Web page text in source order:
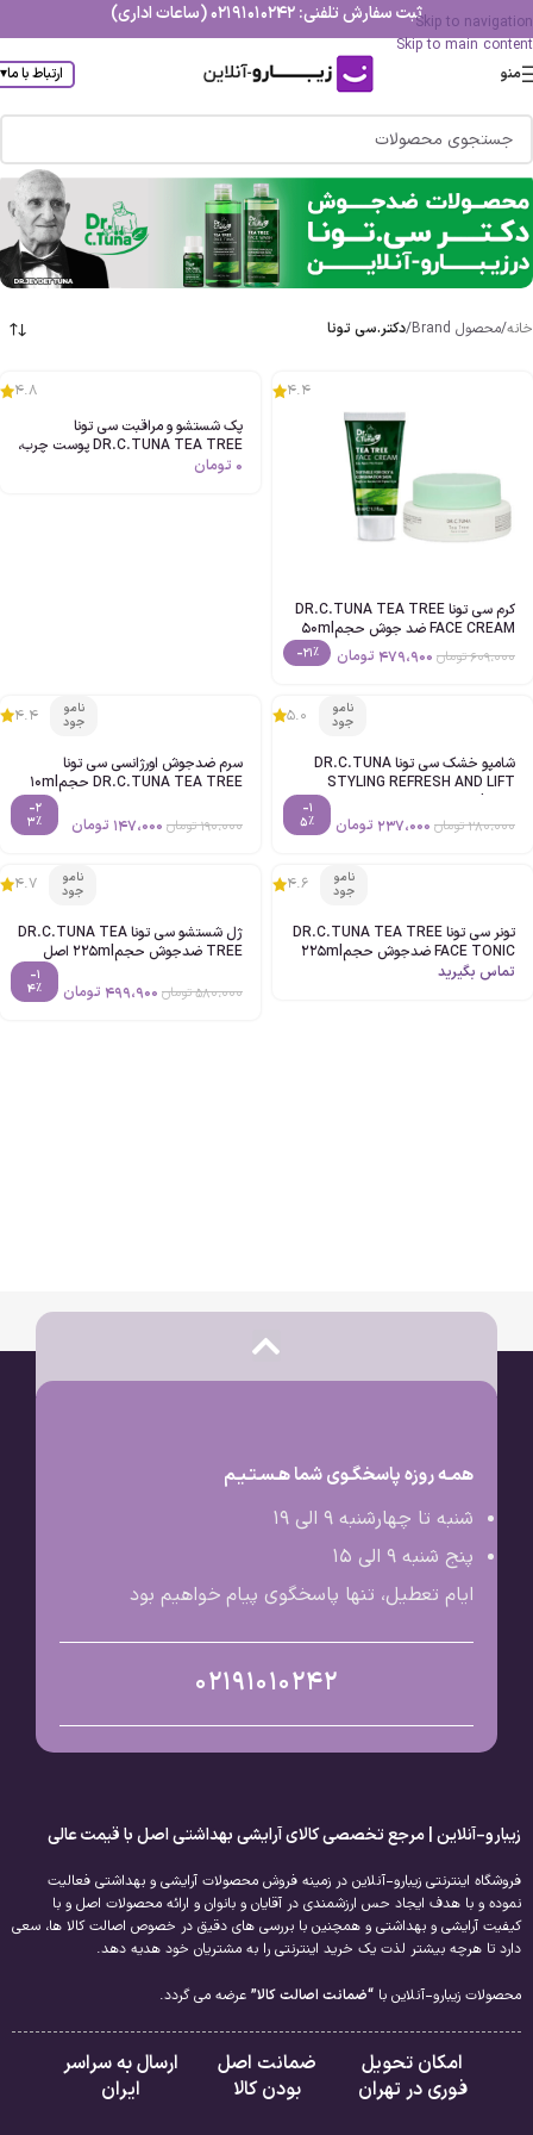
Skip to navigation
Skip to main content
ثبت سفارش تلفنی: 02191010242 (ساعات اداری)
منو ارتباط با ما▾
خانه/محصول Brand /دکتر.سی تونا
4.4
کرم سی تونا DR.C.TUNA TEA TREE
FACE CREAM ضد جوش حجم50ml
609،000تومان 479،900 تومان -21%
4.8
پک شستشو و مراقبت سی تونا
DR.C.TUNA TEA TREE پوست چرب،
آکنه ای اصل0 تومان
نامو
جود
5.0
شامپو خشک سی تونا DR.C.TUNA
STYLING REFRESH AND LIFT
280،000تومان 237،000 تومان
-1
5%
نامو
جود
4.4
سرم ضدجوش اورژانسی سی تونا
DR.C.TUNA TEA TREE حجم10ml
190،000تومان 147،000 تومان
-2
3%
نامو
جود
4.6
تونر سی تونا DR.C.TUNA TEA TREE
FACE TONIC ضدجوش حجم225ml
اصل
تماس بگیرید
نامو
جود
4.7
ژل شستشو سی تونا DR.C.TUNA TEA
TREE ضدجوش حجم225ml اصل
580،000تومان 499،900 تومان
-1
4%
همـه روزه پاسخگـوی شما هـسـتـیـم
شنبه تا چهارشنبه 9 الی ۱۹
پنج شنبه 9 الی ۱۵
ایام تعطیل، تنها پاسخگوی پیام خواهیم بود
02191010242
زیبارو-آنلاین | مرجع تخصصی کالای آرایشی بهداشتی اصل با قیمت عالی
فروشگاه اینترنتی زیبارو-آنلاین در زمینه فروش محصولات آرایشی و بهداشتی فعالیت
نموده و با هدف ایجاد حس ارزشمندی در آقایان و بانوان و ارائه محصولات اصل و با
کیفیت آرایشی و بهداشتی و همچنین با بررسی های دقیق در خصوص اصالت کالا ها، سعی
دارد تا هرچه بیشتر لذت یک خرید اینترنتی را به مشتریان خود هدیه دهد.
محصولات زیبارو-آنلاین با “ضمانت اصالت کالا” عرضه می گردد.
امکان تحویل
فوری در تهران
ضمانت اصل
بودن کالا
ارسال به سراسر
ایران